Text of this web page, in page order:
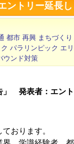
トリー延長し
都市 再興 まちづくり
パラリンピック エ
ウンド対策
発表者：エント
おります。